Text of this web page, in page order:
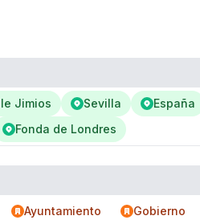
Jimios Sevilla España
Fonda de Londres
Ayuntamiento Gobierno